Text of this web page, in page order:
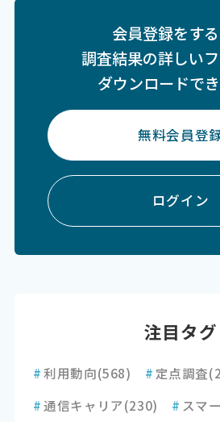
会員登録をする
調査結果の詳しい
ダウンロードでき
無料会員登
ログイン
注目タグ
#利用動向(568) # 定点調査
#通信キャリア(230) # スマ